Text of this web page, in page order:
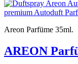
Areon Parfüme 35ml.
AREON